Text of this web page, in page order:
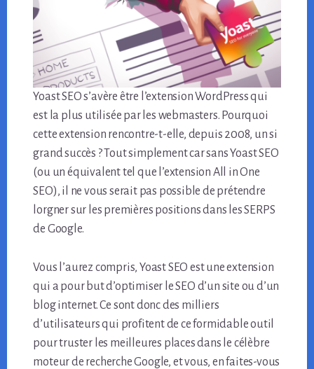
Yoast SEO s’avère être l’extension WordPress qui
est la plus utilisée par les webmasters. Pourquoi
cette extension rencontre-t-elle, depuis 2008, un si
grand succès ? Tout simplement car sans Yoast SEO
(ou un équivalent tel que l’extension All in One
SEO), il ne vous serait pas possible de prétendre
lorgner sur les premières positions dans les SERPS
de Google.
Vous l’aurez compris, Yoast SEO est une extension
qui a pour but d’optimiser le SEO d’un site ou d’un
blog internet. Ce sont donc des milliers
d’utilisateurs qui profitent de ce formidable outil
pour truster les meilleures places dans le célèbre
moteur de recherche Google, et vous, en faites-vous